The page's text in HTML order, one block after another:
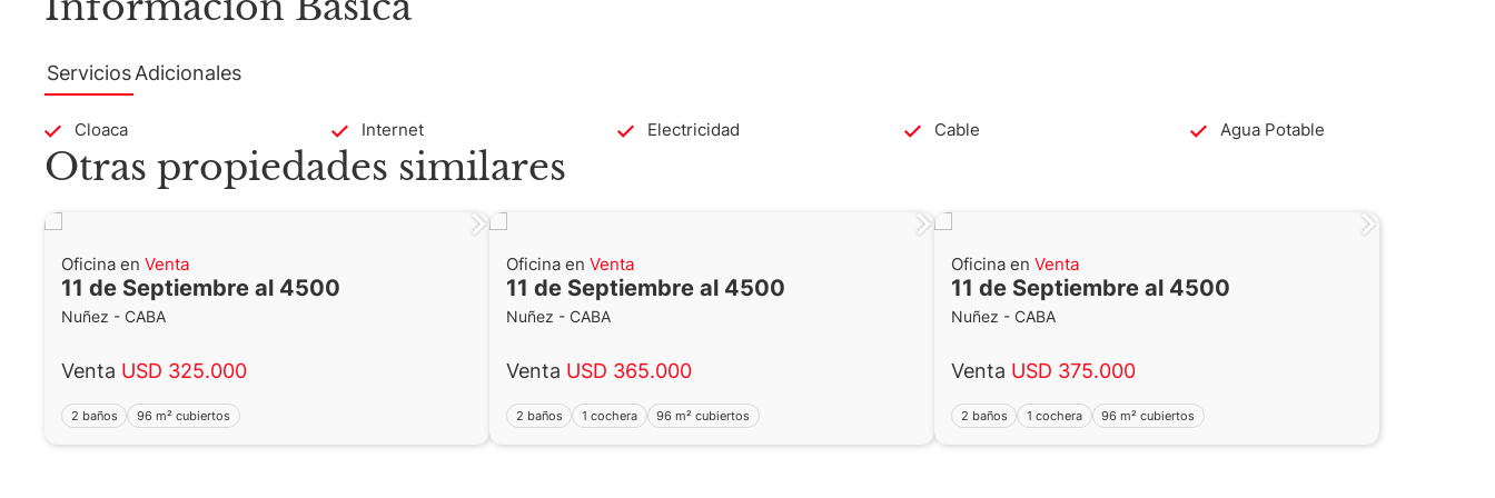
Servicios Adicionales
Cloaca Internet Electricidad Cable Agua Potable
Otras propiedades similares
Oficina en Venta
11 de Septiembre al 4500
Nuñez - CABA
Venta USD 325.000
2 baños 96 m² cubiertos
Oficina en Venta
11 de Septiembre al 4500
Nuñez - CABA
Venta USD 365.000
2 baños 1 cochera 96 m² cubiertos
Oficina en Venta
11 de Septiembre al 4500
Nuñez - CABA
Venta USD 375.000
2 baños 1 cochera 96 m² cubiertos